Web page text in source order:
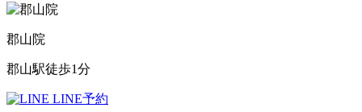
郡山院
郡山駅徒歩1分
LINE予約